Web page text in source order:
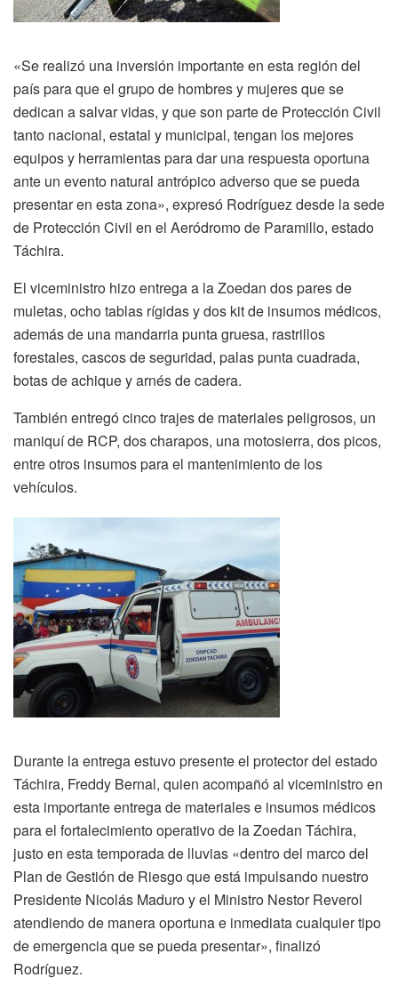
«Se realizó una inversión importante en esta región del
país para que el grupo de hombres y mujeres que se
dedican a salvar vidas, y que son parte de Protección Civil
tanto nacional, estatal y municipal, tengan los mejores
equipos y herramientas para dar una respuesta oportuna
ante un evento natural antrópico adverso que se pueda
presentar en esta zona», expresó Rodríguez desde la sede
de Protección Civil en el Aeródromo de Paramillo, estado
Táchira.
El viceministro hizo entrega a la Zoedan dos pares de
muletas, ocho tablas rígidas y dos kit de insumos médicos,
además de una mandarria punta gruesa, rastrillos
forestales, cascos de seguridad, palas punta cuadrada,
botas de achique y arnés de cadera.
También entregó cinco trajes de materiales peligrosos, un
maniquí de RCP, dos charapos, una motosierra, dos picos,
entre otros insumos para el mantenimiento de los
vehículos.
Durante la entrega estuvo presente el protector del estado
Táchira, Freddy Bernal, quien acompañó al viceministro en
esta importante entrega de materiales e insumos médicos
para el fortalecimiento operativo de la Zoedan Táchira,
justo en esta temporada de lluvias «dentro del marco del
Plan de Gestión de Riesgo que está impulsando nuestro
Presidente Nicolás Maduro y el Ministro Nestor Reverol
atendiendo de manera oportuna e inmediata cualquier tipo
de emergencia que se pueda presentar», finalizó
Rodríguez.